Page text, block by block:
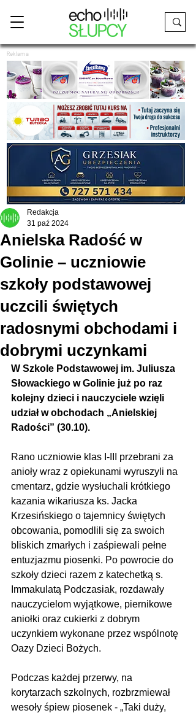
Reklama
Anielska Radość w
Golinie – uczniowie
szkoły podstawowej
uczcili świętych
radosnymi obchodami i
dobrymi uczynkami
Redakcja
31 paź 2024
W Szkole Podstawowej im. Juliusza
Słowackiego w Golinie już po raz
kolejny dzieci i nauczyciele wzięli
udział w obchodach „Anielskiej
Radości” (30.10).
Rano uczniowie klas I-III przebrani za
anioły wraz z opiekunami wyruszyli na
cmentarz, gdzie wysłuchali krótkiego
kazania wikariusza ks. Jacka
Krzesińskiego o tajemnicy świętych
obcowania, pomodlili się za swoich
bliskich zmarłych i zaśpiewali pełne
entuzjazmu piosenki. Po powrocie do
szkoły dzieci razem z katechetką s.
Immakulatą Podczasiak, rozdawały
nauczycielom wyjątkowe, piernikowe
aniołki oraz cukierki z dobrym
uczynkiem wykonane przez wspólnotę
Oazy Dzieci Bożych.
Podczas każdej przerwy, na
korytarzach szkolnych, rozbrzmiewał
wesoły śpiew piosenek - „Taki duży,